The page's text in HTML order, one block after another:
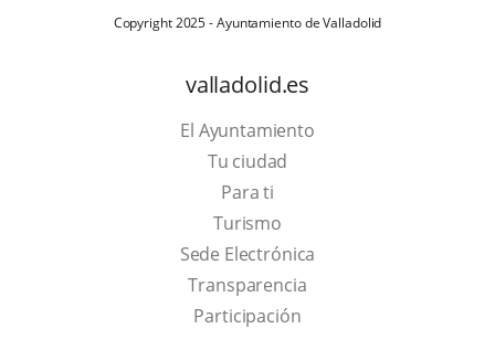
Copyright 2025 - Ayuntamiento de Valladolid
valladolid.es
El Ayuntamiento
Tu ciudad
Para ti
TurismoThis
link
will
open
Sede Electrónica
Transparencia
Participación